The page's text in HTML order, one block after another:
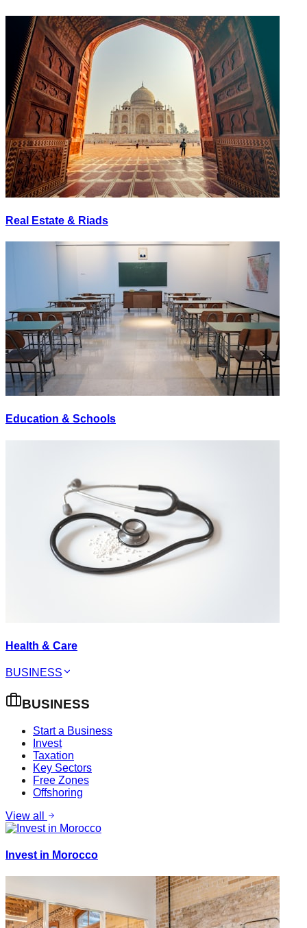
Real Estate & Riads
Education & Schools
Health & Care
BUSINESS
BUSINESS
Start a Business
Invest
Taxation
Key Sectors
Free Zones
Offshoring
View all
Invest in Morocco